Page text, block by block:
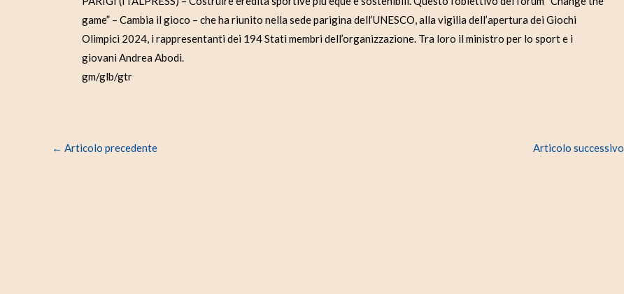
game” – Cambia il gioco – che ha riunito nella sede parigina dell’UNESCO, alla vigilia dell’apertura dei Giochi
Olimpici 2024, i rappresentanti dei 194 Stati membri dell’organizzazione. Tra loro il ministro per lo sport e i
giovani Andrea Abodi.
gm/glb/gtr
← Articolo precedente Articolo successivo